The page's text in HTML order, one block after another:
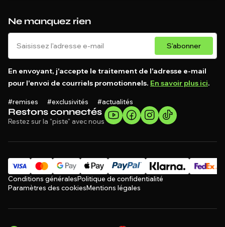
Restons connectés
Restez sur la "piste" avec nous
Ne manquez rien
S'abonner
En envoyant, j'accepte le traitement de l'adresse e-mail
pour l'envoi de courriels promotionnels. En savoir plus ici.
#remises #exclusivités #actualités
Conditions généralesPolitique de confidentialité
Paramètres des cookiesMentions légales